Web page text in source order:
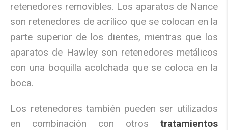
retenedores removibles. Los aparatos de Nance
son retenedores de acrílico que se colocan en la
parte superior de los dientes, mientras que los
aparatos de Hawley son retenedores metálicos
con una boquilla acolchada que se coloca en la
boca.
Los retenedores también pueden ser utilizados
en combinación con otros tratamientos